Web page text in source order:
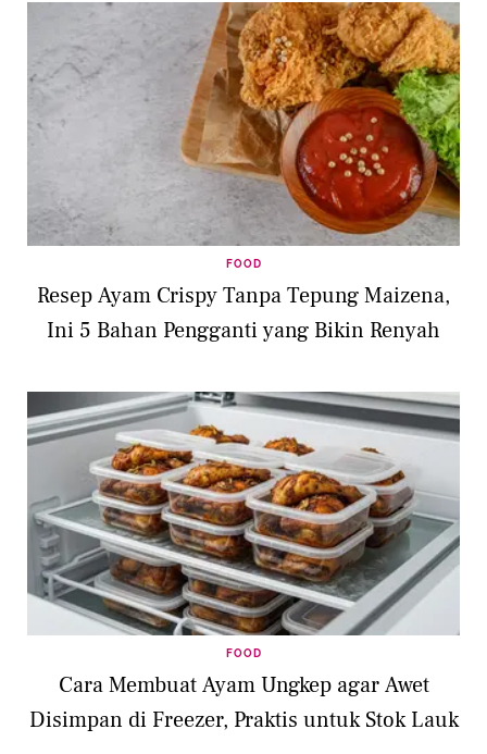
FOOD
Resep Ayam Crispy Tanpa Tepung Maizena,
Ini 5 Bahan Pengganti yang Bikin Renyah
FOOD
Cara Membuat Ayam Ungkep agar Awet
Disimpan di Freezer, Praktis untuk Stok Lauk